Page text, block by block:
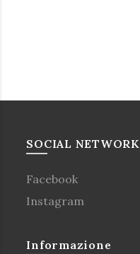
SOCIAL NETWORK
Facebook
Instagram
Informazione